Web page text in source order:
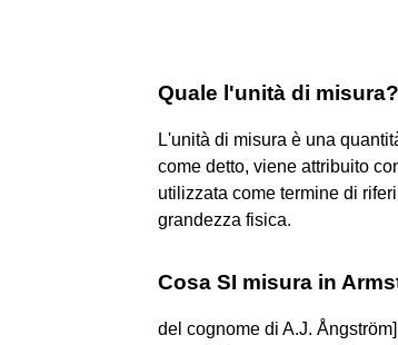
Quale l'unità di misura?
L'unità di misura è una
come detto, viene attribuito
utilizzata come termine di
grandezza fisica.
Cosa SI misura in
del cognome di A.J.